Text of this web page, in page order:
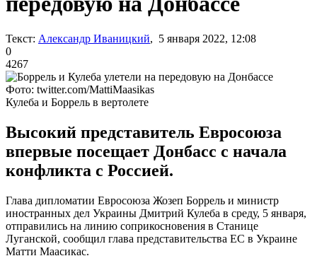
Текст: Александр Иваницкий, 5 января 2022, 12:08
0
4267
Фото: twitter.com/MattiMaasikas
Кулеба и Боррель в вертолете
Высокий представитель Евросоюза
впервые посещает Донбасс с начала
конфликта с Россией.
Глава дипломатии Евросоюза Жозеп Боррель и министр
иностранных дел Украины Дмитрий Кулеба в среду, 5 января,
отправились на линию соприкосновения в Станице
Луганской, сообщил глава представительства ЕС в Украине
Матти Маасикас.